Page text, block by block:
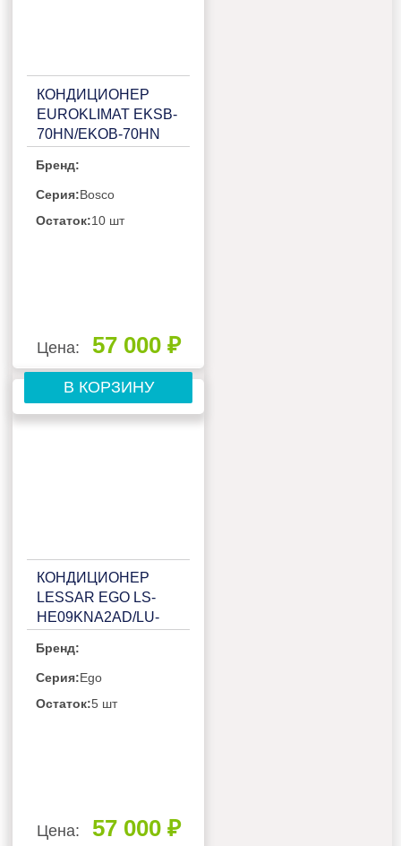
КОНДИЦИОНЕР
EUROKLIMAT EKSB-
70HN/EKOB-70HN
Бренд:
Серия:Bosco
Остаток:10 шт
Цена: 57 000 ₽
В КОРЗИНУ
КОНДИЦИОНЕР
LESSAR EGO LS-
HE09KNA2AD/LU-
Бренд:
Серия:Ego
Остаток:5 шт
Цена: 57 000 ₽